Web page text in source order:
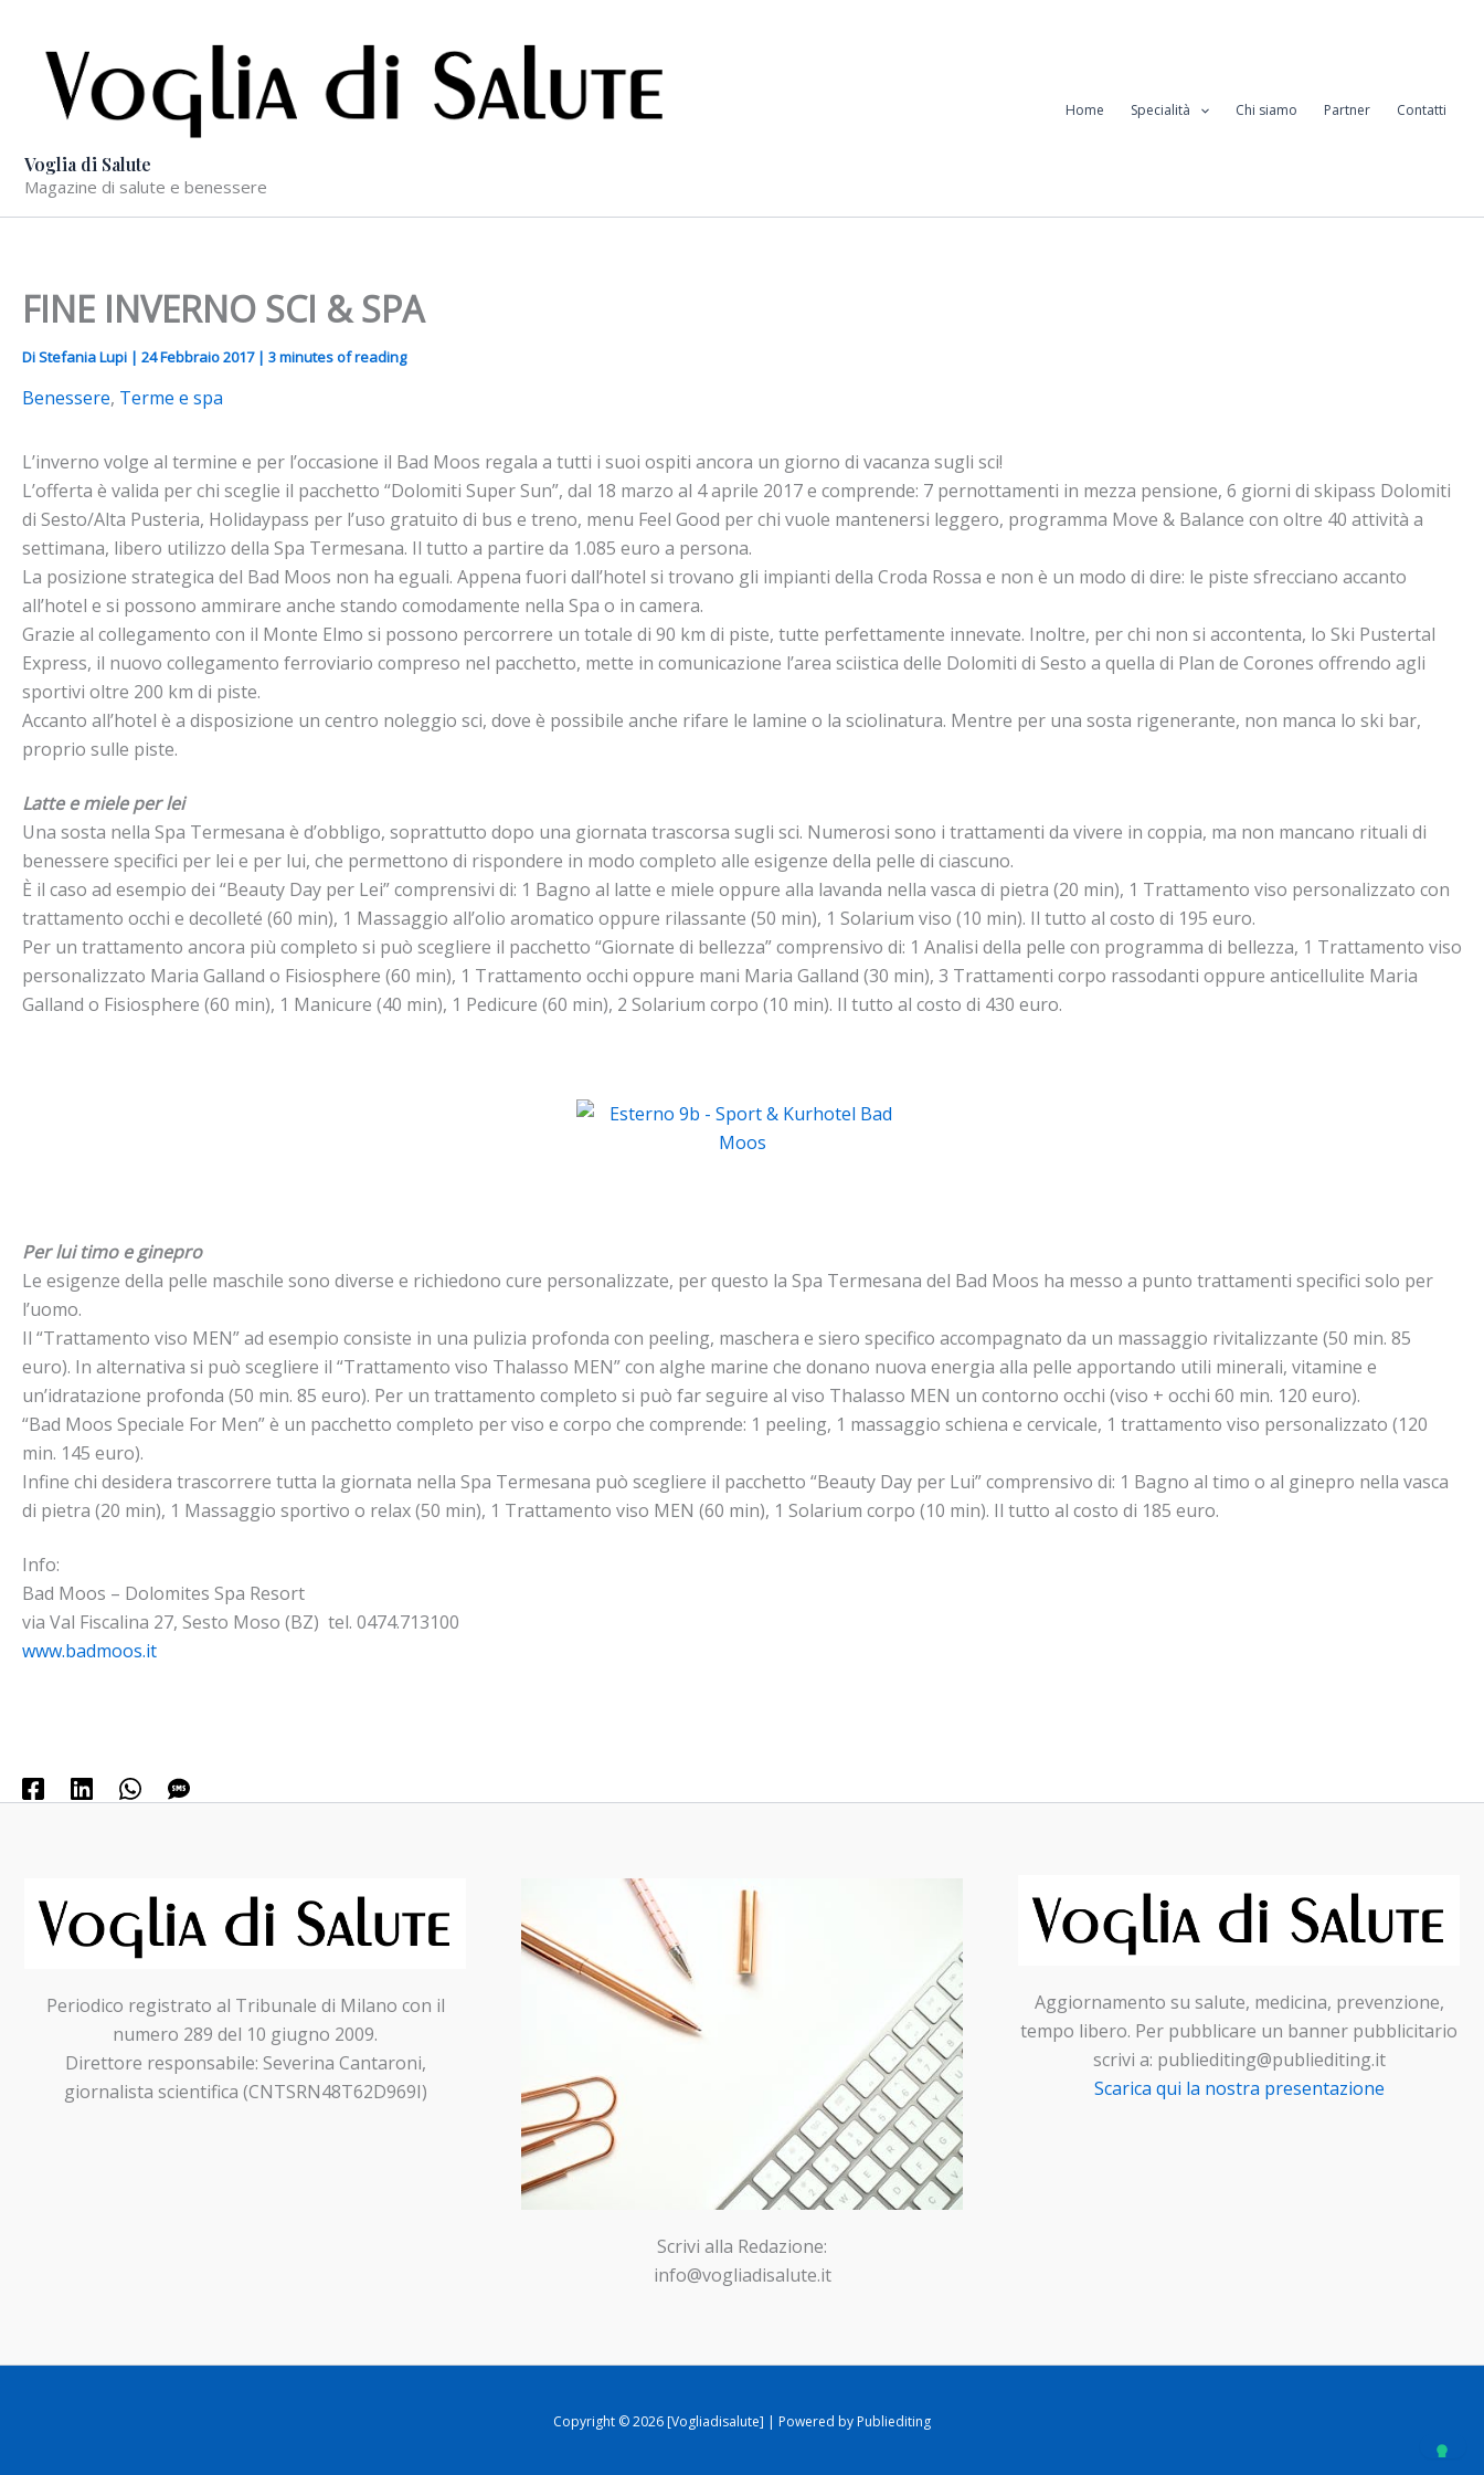
contenuto
Voglia di Salute
Magazine di salute e benessere
Home Specialità Chi siamo Partner Contatti
FINE INVERNO SCI & SPA
DiStefania Lupi | 24 Febbraio 2017 | 3 minutes of reading
Benessere, Terme e spa
L’inverno volge al termine e per l’occasione il Bad Moos regala a tutti i suoi ospiti ancora un giorno di vacanza sugli sci!
L’offerta è valida per chi sceglie il pacchetto “Dolomiti Super Sun”, dal 18 marzo al 4 aprile 2017 e comprende: 7 pernottamenti in mezza pensione, 6 giorni di skipass Dolomiti
di Sesto/Alta Pusteria, Holidaypass per l’uso gratuito di bus e treno, menu Feel Good per chi vuole mantenersi leggero, programma Move & Balance con oltre 40 attività a
settimana, libero utilizzo della Spa Termesana. Il tutto a partire da 1.085 euro a persona.
La posizione strategica del Bad Moos non ha eguali. Appena fuori dall’hotel si trovano gli impianti della Croda Rossa e non è un modo di dire: le piste sfrecciano accanto
all’hotel e si possono ammirare anche stando comodamente nella Spa o in camera.
Grazie al collegamento con il Monte Elmo si possono percorrere un totale di 90 km di piste, tutte perfettamente innevate. Inoltre, per chi non si accontenta, lo Ski Pustertal
Express, il nuovo collegamento ferroviario compreso nel pacchetto, mette in comunicazione l’area sciistica delle Dolomiti di Sesto a quella di Plan de Corones offrendo agli
sportivi oltre 200 km di piste.
Accanto all’hotel è a disposizione un centro noleggio sci, dove è possibile anche rifare le lamine o la sciolinatura. Mentre per una sosta rigenerante, non manca lo ski bar,
proprio sulle piste.
Latte e miele per lei
Una sosta nella Spa Termesana è d’obbligo, soprattutto dopo una giornata trascorsa sugli sci. Numerosi sono i trattamenti da vivere in coppia, ma non mancano rituali di
benessere specifici per lei e per lui, che permettono di rispondere in modo completo alle esigenze della pelle di ciascuno.
È il caso ad esempio dei “Beauty Day per Lei” comprensivi di: 1 Bagno al latte e miele oppure alla lavanda nella vasca di pietra (20 min), 1 Trattamento viso personalizzato con
trattamento occhi e decolleté (60 min), 1 Massaggio all’olio aromatico oppure rilassante (50 min), 1 Solarium viso (10 min). Il tutto al costo di 195 euro.
Per un trattamento ancora più completo si può scegliere il pacchetto “Giornate di bellezza” comprensivo di: 1 Analisi della pelle con programma di bellezza, 1 Trattamento viso
personalizzato Maria Galland o Fisiosphere (60 min), 1 Trattamento occhi oppure mani Maria Galland (30 min), 3 Trattamenti corpo rassodanti oppure anticellulite Maria
Galland o Fisiosphere (60 min), 1 Manicure (40 min), 1 Pedicure (60 min), 2 Solarium corpo (10 min). Il tutto al costo di 430 euro.
Per lui timo e ginepro
Le esigenze della pelle maschile sono diverse e richiedono cure personalizzate, per questo la Spa Termesana del Bad Moos ha messo a punto trattamenti specifici solo per
l’uomo.
Il “Trattamento viso MEN” ad esempio consiste in una pulizia profonda con peeling, maschera e siero specifico accompagnato da un massaggio rivitalizzante (50 min. 85
euro). In alternativa si può scegliere il “Trattamento viso Thalasso MEN” con alghe marine che donano nuova energia alla pelle apportando utili minerali, vitamine e
un’idratazione profonda (50 min. 85 euro). Per un trattamento completo si può far seguire al viso Thalasso MEN un contorno occhi (viso + occhi 60 min. 120 euro).
“Bad Moos Speciale For Men” è un pacchetto completo per viso e corpo che comprende: 1 peeling, 1 massaggio schiena e cervicale, 1 trattamento viso personalizzato (120
min. 145 euro).
Infine chi desidera trascorrere tutta la giornata nella Spa Termesana può scegliere il pacchetto “Beauty Day per Lui” comprensivo di: 1 Bagno al timo o al ginepro nella vasca
di pietra (20 min), 1 Massaggio sportivo o relax (50 min), 1 Trattamento viso MEN (60 min), 1 Solarium corpo (10 min). Il tutto al costo di 185 euro.
Info:
Bad Moos – Dolomites Spa Resort
via Val Fiscalina 27, Sesto Moso (BZ) tel. 0474.713100
www.badmoos.it
Periodico registrato al Tribunale di Milano con il
numero 289 del 10 giugno 2009.
Direttore responsabile: Severina Cantaroni,
giornalista scientifica (CNTSRN48T62D969I)
Scrivi alla Redazione:
info@vogliadisalute.it
Aggiornamento su salute, medicina, prevenzione,
tempo libero. Per pubblicare un banner pubblicitario
scrivi a: publiediting@publiediting.it
Scarica qui la nostra presentazione
Copyright © 2026 [Vogliadisalute] | Powered by Publiediting